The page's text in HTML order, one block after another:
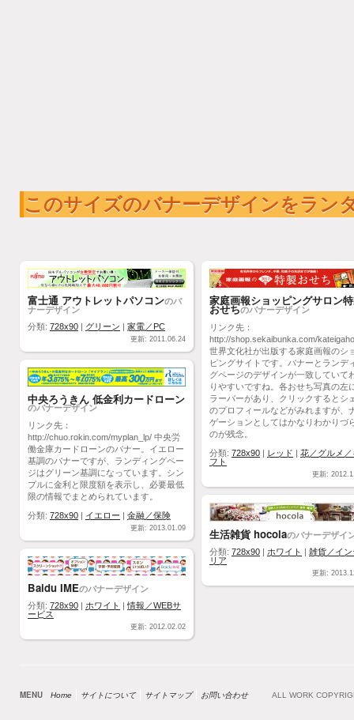
このサイズのバナーデザインをラン
富士通 アウトレットパソコンのバ
ナーデザイン
分類: 728x90 グリーン 家電／PC
更新: 2011.06.24
家庭画報ショッピングサロン
おせちのバナーデザイン
リンク先：
http://shop.sekaibunka.com/
世界文化社が出版する家庭画報のシ
ピングサイトです。バナーとランデ
グページのデザインが一致していて
りやすいですね。各おせち写真の左
ラーバーがあり、クリックするとシ
のプロフィールなどがみれますが、
ゲーションとしてはかなりわかりづ
のが残念。
分類: 728x90 レッド
花／グルメ／
フト
更新:
中央ろうきん 低金利カードローン
のバナーデザイン
リンク先：
http://chuo.rokin.com/myplan_lp/ 中央労
働金庫カードローンのバナー。イエロー
基調のバナーですが、ランディングペー
ジはグリーン基調になっています。シン
プルに金利と限度額を表示し、必要最低
限の情報でまとめられています。
分類: 728x90 イエロー 金融／保険
更新: 2013.01.09 生活雑貨 hocolaのバナーデザイ
分類: 728x90 ホワイト
雑貨／イン
リア
更新:
Baidu IMEのバナーデザイン
分類: 728x90 ホワイト |情報／WEBサ
ービス
更新: 2012.02.02
MENU Home サイトについて サイトマップ お問い合わせ ALL WORK